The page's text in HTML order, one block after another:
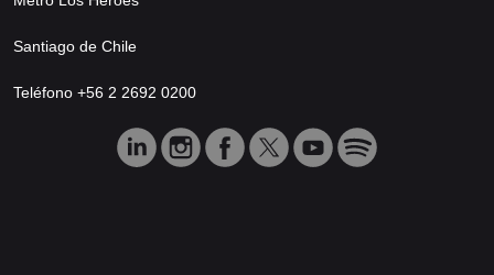
Santiago de Chile
Teléfono +56 2 2692 0200